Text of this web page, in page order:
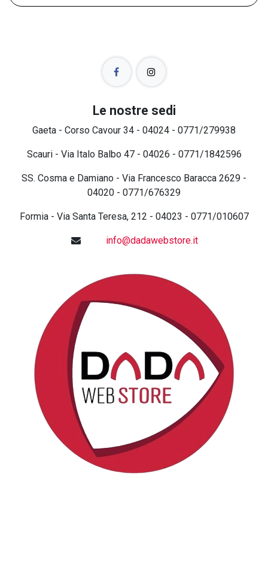
Le nostre sedi
Gaeta - Corso Cavour 34 - 04024 - 0771/279938
Scauri - Via Italo Balbo 47 - 04026 - 0771/1842596
SS. Cosma e Damiano - Via Francesco Baracca 2629 -
04020 - 0771/676329
Formia - Via Santa Teresa, 212 - 04023 - 0771/010607
info@dadawebstore.it